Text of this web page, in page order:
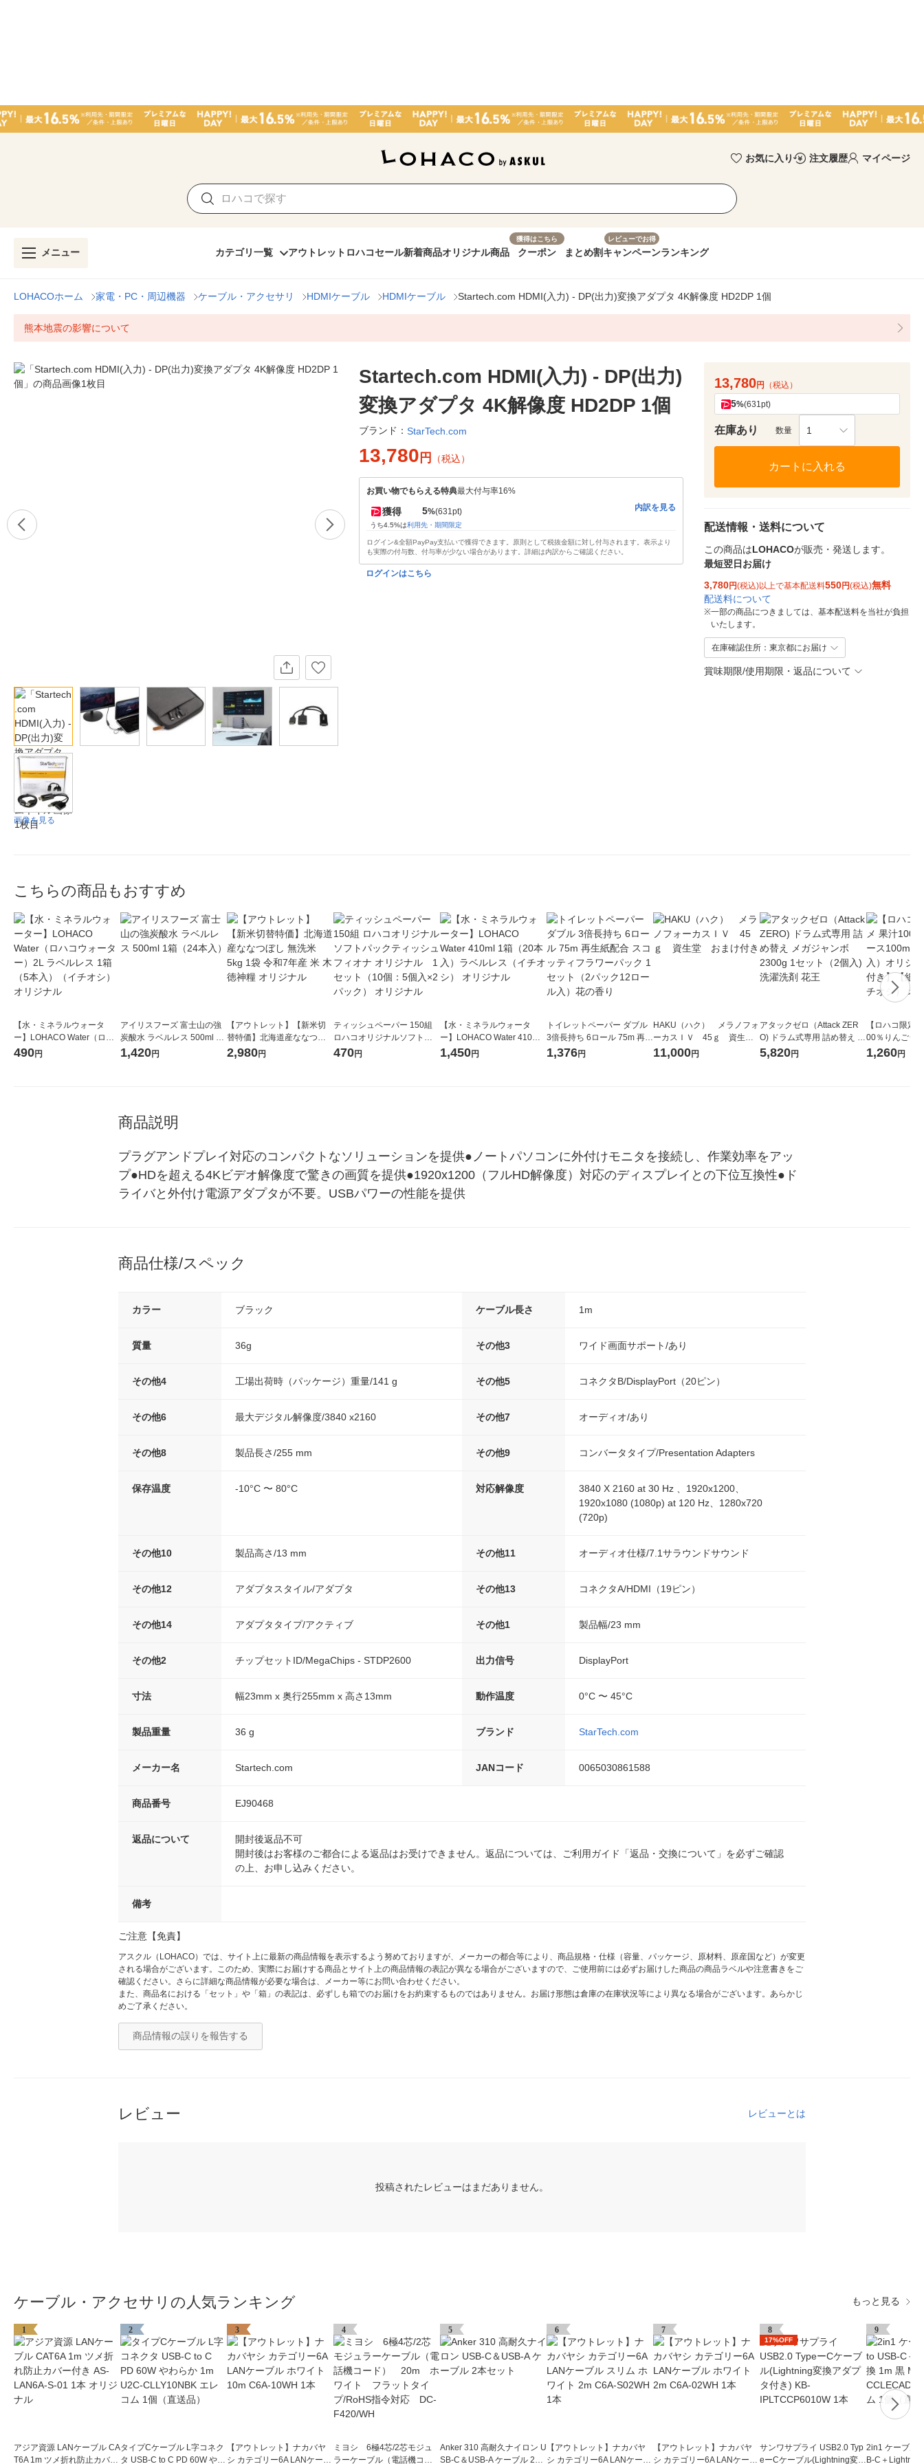
お気に入り 注文履歴 マイページ
メニュー カテゴリ一覧 アウトレット ロハコセール新着商品オリジナル商品
獲得はこちら
クーポン まとめ割
レビューでお得
キャンペーンランキング
LOHACOホーム 家電・PC・周辺機器 ケーブル・アクセサリ HDMIケーブル HDMIケーブル Startech.com HDMI(入力) - DP(出力)変換アダプタ 4K解像度 HD2DP 1個
熊本地震の影響について
画像を見る
Startech.com HDMI(入力) - DP(出力)
変換アダプタ 4K解像度 HD2DP 1個
ブランド： StarTech.com
13,780 円 （税込）
お買い物でもらえる特典最大付与率16%
獲得 5%(631pt)
うち4.5%は利用先・期間限定
内訳を見る
ログイン&全額PayPay支払いで獲得できます。原則として税抜金額に対し付与されます。表示より
も実際の付与数、付与率が少ない場合があります。詳細は内訳からご確認ください。
ログインはこちら
13,780円 （税込）
5%(631pt)
在庫あり 数量 1
カートに入れる
配送情報・送料について
この商品はLOHACOが販売・発送します。
最短翌日お届け
3,780円(税込)以上で基本配送料550円(税込)無料
配送料について
※一部の商品につきましては、基本配送料を当社が負担
いたします。
在庫確認住所：東京都にお届け
賞味期限/使用期限・返品について
こちらの商品もおすすめ
【水・ミネラルウォータ
ー】LOHACO Water（ロハ
コウォーター）2L ラベルレ
490円
アイリスフーズ 富士山の強
炭酸水 ラベルレス 500ml 1
箱（24本入）
1,420円
【アウトレット】【新米切
替特価】北海道産ななつぼ
し 無洗米 5kg 1袋 令和7年産
米 木徳神糧 オリジナル
2,980円
ティッシュペーパー 150組
ロハコオリジナルソフトパ
ックティッシュ フィオナ オ
470円
【水・ミネラルウォータ
ー】LOHACO Water 410ml
1箱（20本入）ラベルレス
（イチオシ） オリジナル
1,450円
トイレットペーパー ダブル
3倍長持ち 6ロール 75m 再生
紙配合 スコッティフラワー
パック 1セット（2パック12
1,376円
HAKU（ハク） メラノフォ
ーカスＩＶ 45ｇ 資生
堂 おまけ付き
11,000円
アタックゼロ（Attack ZER
O) ドラム式専用 詰め替え メ
ガジャンボ 2300g 1セット
（2個入) 洗濯洗剤 花王
5,820円
【ロハコ限定
00％りんごジ
箱（18本入）
【クイズ付き
1,260円
商品説明
プラグアンドプレイ対応のコンパクトなソリューションを提供●ノートパソコンに外付けモニタを接続し、作業効率をアッ
プ●HDを超える4Kビデオ解像度で驚きの画質を提供●1920x1200（フルHD解像度）対応のディスプレイとの下位互換性●ド
ライバと外付け電源アダプタが不要。USBパワーの性能を提供
商品仕様/スペック
カラー ブラック ケーブル長さ 1m
質量 36g その他3 ワイド画面サポート/あり
その他4 工場出荷時（パッケージ）重量/141 g その他5 コネクタB/DisplayPort（20ピン）
その他6 最大デジタル解像度/3840 x2160 その他7 オーディオ/あり
その他8 製品長さ/255 mm その他9 コンバータタイプ/Presentation Adapters
保存温度 -10°C 〜 80°C 対応解像度
3840 X 2160 at 30 Hz 、1920x1200、
1920x1080 (1080p) at 120 Hz、1280x720
(720p)
その他10 製品高さ/13 mm その他11 オーディオ仕様/7.1サラウンドサウンド
その他12 アダプタスタイル/アダプタ その他13 コネクタA/HDMI（19ピン）
その他14 アダプタタイプ/アクティブ その他1 製品幅/23 mm
その他2 チップセットID/MegaChips - STDP2600 出力信号 DisplayPort
寸法 幅23mm x 奥行255mm x 高さ13mm 動作温度 0°C 〜 45°C
製品重量 36 g ブランド StarTech.com
メーカー名 Startech.com JANコード 0065030861588
商品番号 EJ90468
返品について
開封後返品不可
開封後はお客様のご都合による返品はお受けできません。返品については、ご利用ガイド「返品・交換について」を必ずご確認
の上、お申し込みください。
備考
ご注意【免責】
アスクル（LOHACO）では、サイト上に最新の商品情報を表示するよう努めておりますが、メーカーの都合等により、商品規格・仕様（容量、パッケージ、原材料、原産国など）が変更
される場合がございます。このため、実際にお届けする商品とサイト上の商品情報の表記が異なる場合がございますので、ご使用前には必ずお届けした商品の商品ラベルや注意書きをご
確認ください。さらに詳細な商品情報が必要な場合は、メーカー等にお問い合わせください。
また、商品名における「セット」や「箱」の表記は、必ずしも箱でのお届けをお約束するものではありません。お届け形態は倉庫の在庫状況等により異なる場合がございます。あらかじ
めご了承ください。
商品情報の誤りを報告する
レビュー レビューとは
投稿されたレビューはまだありません。
ケーブル・アクセサリの人気ランキング もっと見る
1
アジア資源 LANケーブル CA
T6A 1m ツメ折れ防止カバー
2
タイプCケーブル L字コネク
タ USB-C to C PD 60W やわ
3
【アウトレット】ナカバヤ
シ カテゴリー6A LANケーブ
4
ミヨシ 6極4芯/2芯モジュ
ラーケーブル（電話機コー
5
Anker 310 高耐久ナイロン U
SB-C＆USB-A ケーブル 2本
6
【アウトレット】ナカバヤ
シ カテゴリー6A LANケーブ
7
【アウトレット】ナカバヤ
シ カテゴリー6A LANケーブ
8
17%OFF
サンワサプライ USB2.0 Typ
eーCケーブル(Lightning変換
9
2in1 ケーブル
B-C＋